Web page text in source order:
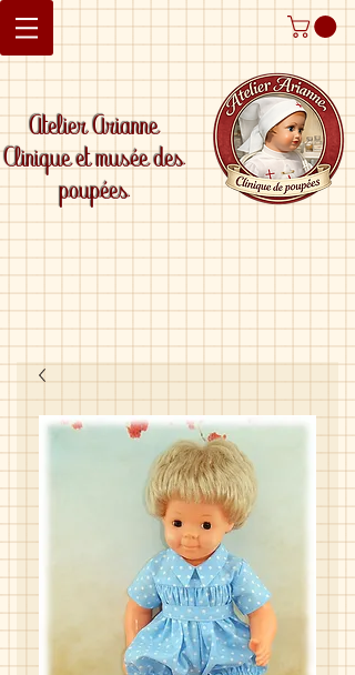
Atelier Arianne
Clinique et musée des
poupées